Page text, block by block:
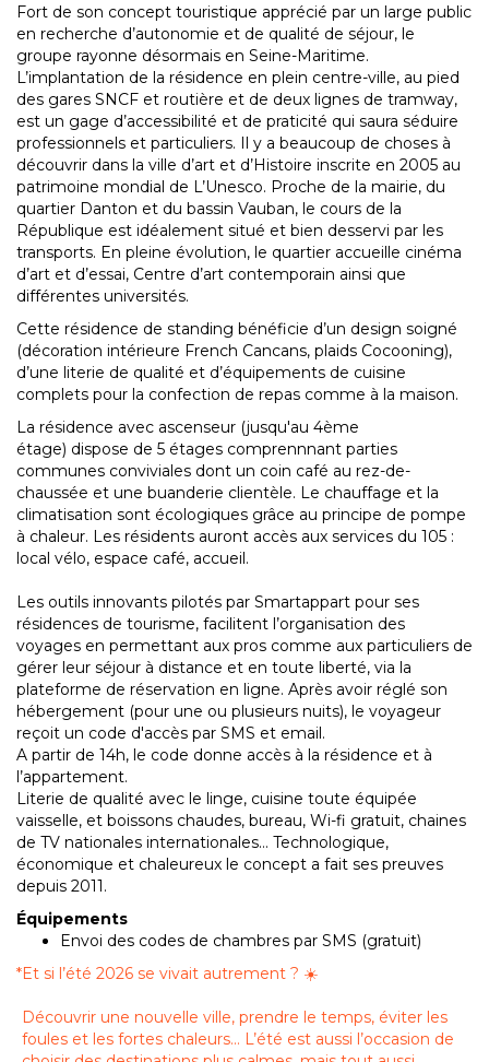
Fort de son concept touristique apprécié par un large public
en recherche d’autonomie et de qualité de séjour, le
groupe rayonne désormais en Seine-Maritime.
L’implantation de la résidence en plein centre-ville, au pied
des gares SNCF et routière et de deux lignes de tramway,
est un gage d’accessibilité et de praticité qui saura séduire
professionnels et particuliers. Il y a beaucoup de choses à
découvrir dans la ville d’art et d’Histoire inscrite en 2005 au
patrimoine mondial de L’Unesco. Proche de la mairie, du
quartier Danton et du bassin Vauban, le cours de la
République est idéalement situé et bien desservi par les
transports. En pleine évolution, le quartier accueille cinéma
d’art et d’essai, Centre d’art contemporain ainsi que
différentes universités.
Cette résidence de standing bénéficie d’un design soigné
(décoration intérieure French Cancans, plaids Cocooning),
d’une literie de qualité et d’équipements de cuisine
complets pour la confection de repas comme à la maison.
La résidence avec ascenseur (jusqu'au 4ème
étage) dispose de 5 étages comprennnant parties
communes conviviales dont un coin café au rez-de-
chaussée et une buanderie clientèle. Le chauffage et la
climatisation sont écologiques grâce au principe de pompe
à chaleur. Les résidents auront accès aux services du 105 :
local vélo, espace café, accueil.
Les outils innovants pilotés par Smartappart pour ses
résidences de tourisme, facilitent l’organisation des
voyages en permettant aux pros comme aux particuliers de
gérer leur séjour à distance et en toute liberté, via la
plateforme de réservation en ligne. Après avoir réglé son
hébergement (pour une ou plusieurs nuits), le voyageur
reçoit un code d'accès par SMS et email.
A partir de 14h, le code donne accès à la résidence et à
l’appartement.
Literie de qualité avec le linge, cuisine toute équipée
vaisselle, et boissons chaudes, bureau, Wi-fi gratuit, chaines
de TV nationales internationales… Technologique,
économique et chaleureux le concept a fait ses preuves
depuis 2011.
Équipements
Envoi des codes de chambres par SMS (gratuit)
*Et si l’été 2026 se vivait autrement ? ☀️
Découvrir une nouvelle ville, prendre le temps, éviter les
foules et les fortes chaleurs… L’été est aussi l’occasion de